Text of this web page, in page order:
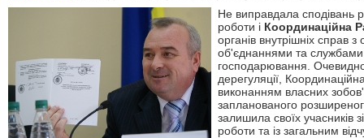
Не виправдала сподівань
роботи і Координаційна
органів внутрішніх справ
об'єднаннями та службами
господарювання.
дерегуляції,
виконанням власних
запланованого
залишила своїх учасників
роботи та із загальним